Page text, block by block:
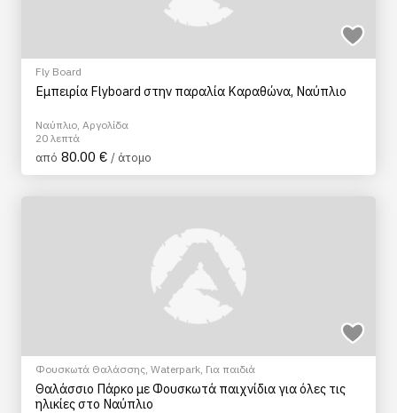
Fly Board
Εμπειρία Flyboard στην παραλία Καραθώνα, Ναύπλιο
Ναύπλιο, Αργολίδα
20 λεπτά
από 80.00 € / άτομο
Φουσκωτά Θαλάσσης, Waterpark, Για παιδιά
Θαλάσσιο Πάρκο με Φουσκωτά παιχνίδια για όλες τις
ηλικίες στο Ναύπλιο